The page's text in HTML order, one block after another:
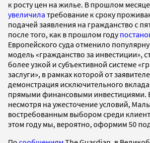
к росту цен на жилье. В прошлом
увеличила требование к сроку
подачей заявления на гражданство с
после того, как в прошлом году
Европейского суда отменило
модель «гражданство за инвестиции»,
более узкой и субъективной системе
заслуги», в рамках которой от
демонстрация исключительного
прямыми финансовыми инвестициями.
несмотря на ужесточение условий,
востребованным выбором среди
этом году мы, вероятно, оформим 50